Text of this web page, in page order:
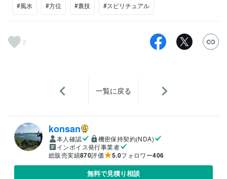
#風水 #方位 #裏技 #スピリチュアル
2
一覧に戻る
konsan
本人確認
機密保持契約(NDA)
インボイス発行事業者
総販売実績870評価 5.0フォロワー406
無料で見積り相談